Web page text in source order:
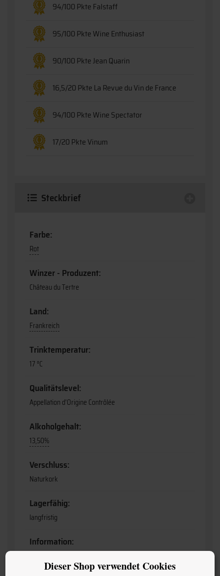
94/100 Pkte Falstaff
95/100 Pkte Wine Enthusiast
90/100 Pkte Jean Quarin
16,5/20 Pkte La Revue du Vin de France
94/100 Pkte Wine Spectator
17/20 Pkte Vinum
Steckbrief
Farbe:
Rot
Winzer - Produzent:
Château du Tertre
Land:
Frankreich
Trinktemperatur:
17 °C
Qualitätslevel:
Appellation d'Origine Contrôlée
Alkoholgehalt:
13,50%
Verschluss:
Naturkork
Lagerfähig:
langfristig
Information:
Dieser Shop verwendet Cookies